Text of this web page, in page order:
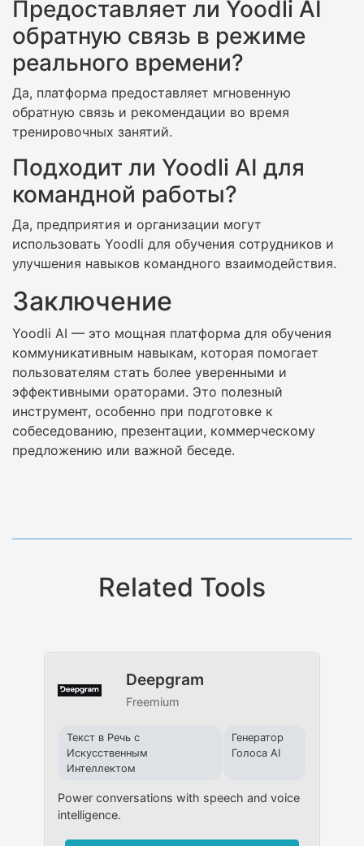
Предоставляет ли Yoodli AI
обратную связь в режиме
реального времени?
Да, платформа предоставляет мгновенную
обратную связь и рекомендации во время
тренировочных занятий.
Подходит ли Yoodli AI для
командной работы?
Да, предприятия и организации могут
использовать Yoodli для обучения сотрудников и
улучшения навыков командного взаимодействия.
Заключение
Yoodli AI — это мощная платформа для обучения
коммуникативным навыкам, которая помогает
пользователям стать более уверенными и
эффективными ораторами. Это полезный
инструмент, особенно при подготовке к
собеседованию, презентации, коммерческому
предложению или важной беседе.
Related Tools
Deepgram
Freemium
Текст в Речь с
Искусственным
Интеллектом
Генератор
Голоса AI
Power conversations with speech and voice
intelligence.